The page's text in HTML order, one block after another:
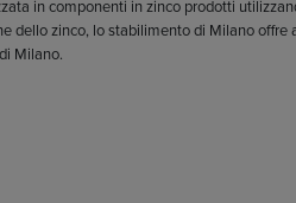
in componenti in zinco prodotti
dello zinco, lo stabilimento di Milano
Milano.